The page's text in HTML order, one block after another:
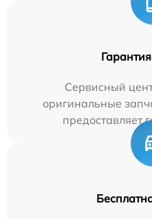
Сервисный
оригинальные
предоставляет